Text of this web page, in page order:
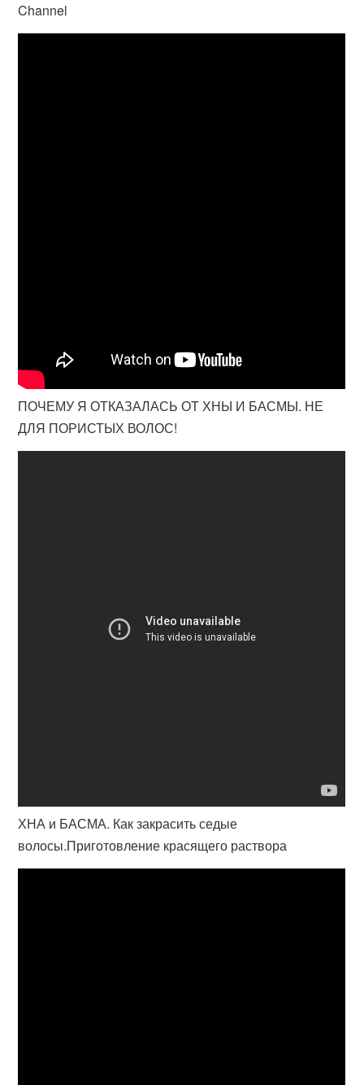
Channel
ПОЧЕМУ Я ОТКАЗАЛАСЬ ОТ ХНЫ И БАСМЫ. НЕ
ДЛЯ ПОРИСТЫХ ВОЛОС!
ХНА и БАСМА. Как закрасить седые
волосы.Приготовление красящего раствора